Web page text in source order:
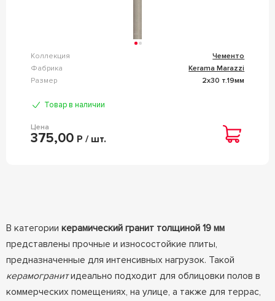
Коллекция
Чементо
Фабрика
Kerama Marazzi
Размер
2x30 т.19мм
Товар в наличии
Цена
375,00 Р / шт.
В категории керамический гранит толщиной 19 мм
представлены прочные и износостойкие плиты,
предназначенные для интенсивных нагрузок. Такой
керамогранитидеально подходит для облицовки полов в
коммерческих помещениях, на улице, а также для террас,